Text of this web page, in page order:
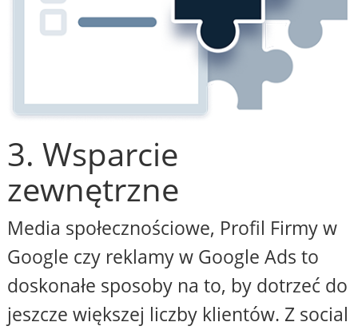
3. Wsparcie
zewnętrzne
Media społecznościowe, Profil Firmy w
Google czy reklamy w Google Ads to
doskonałe sposoby na to, by dotrzeć do
jeszcze większej liczby klientów. Z social